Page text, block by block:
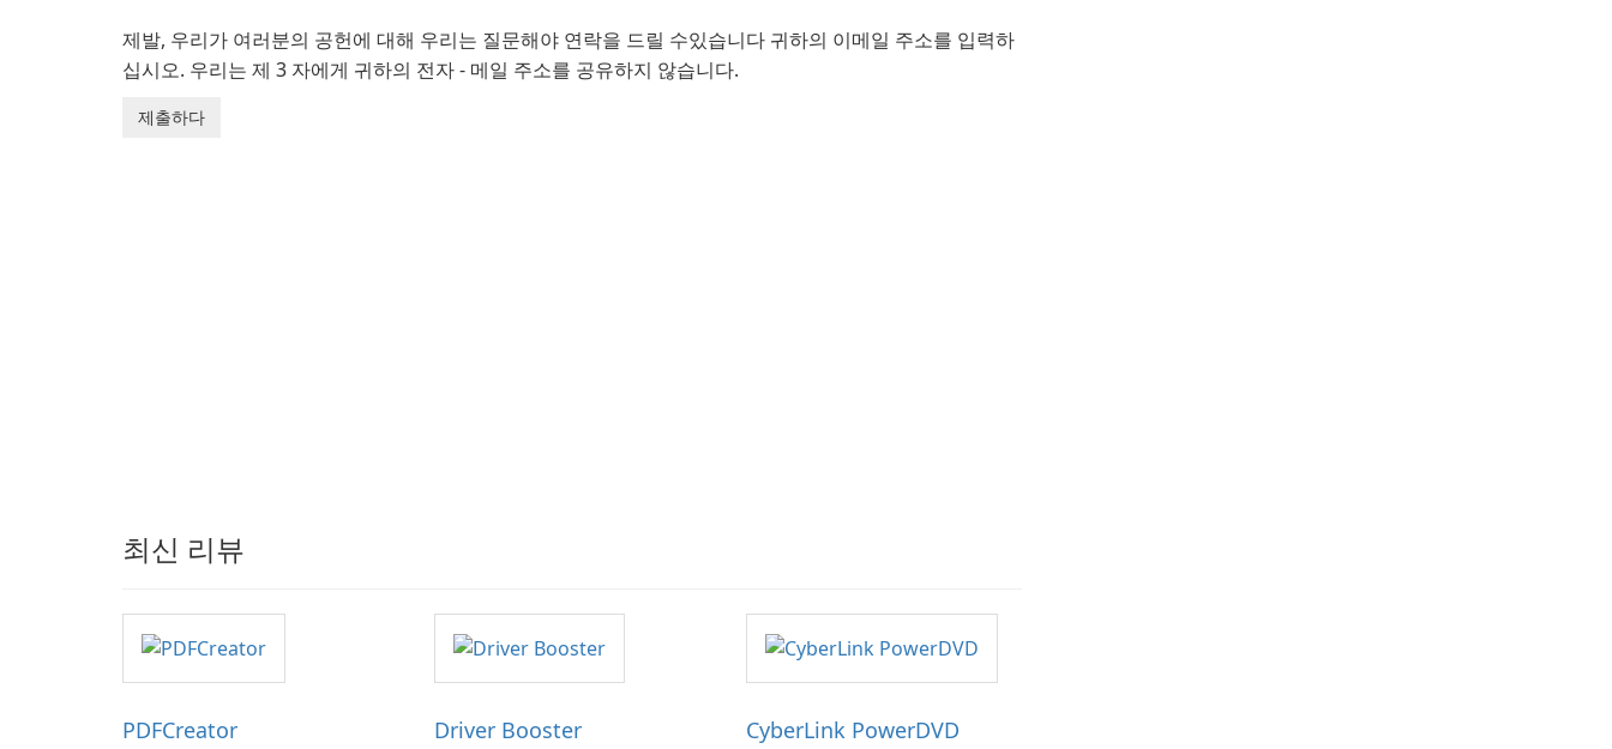
제발, 우리가 여러분의 공헌에 대해 우리는 질문해야 연락을 드릴 수있습니다 귀하의 이메일 주소를 입력하
십시오. 우리는 제 3 자에게 귀하의 전자 - 메일 주소를 공유하지 않습니다.
최신 리뷰
PDFCreator Driver Booster CyberLink PowerDVD